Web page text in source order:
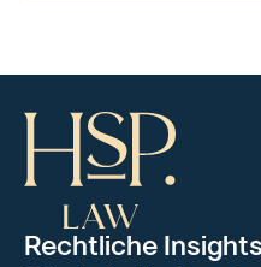
Rechtliche